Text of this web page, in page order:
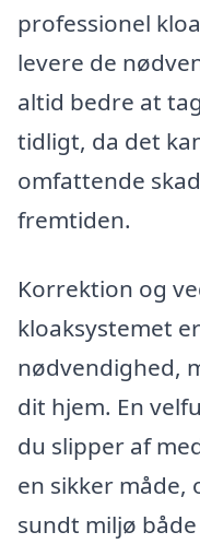
professionel
levere de
altid bedre at
tidligt, da det
omfattende
fremtiden.
Korrektion og
kloaksystemet
nødvendighed,
dit hjem. En
du slipper af
en sikker
sundt miljø